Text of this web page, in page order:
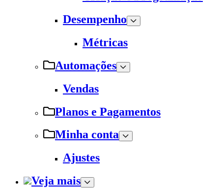
Desempenho
Métricas
Automações
Vendas
Planos e Pagamentos
Minha conta
Ajustes
Veja mais